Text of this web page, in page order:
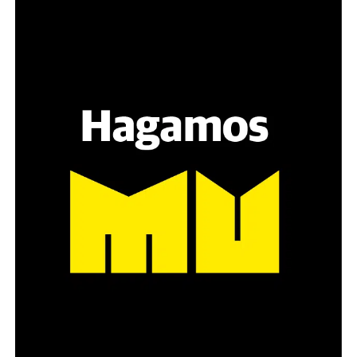
es a través del interrogante, que puedan encarnar la
pregunta», comparte Gonzalo, de 41 años.